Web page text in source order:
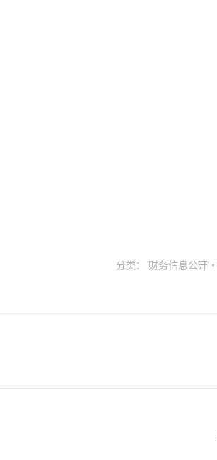
分类： 财务信息公开